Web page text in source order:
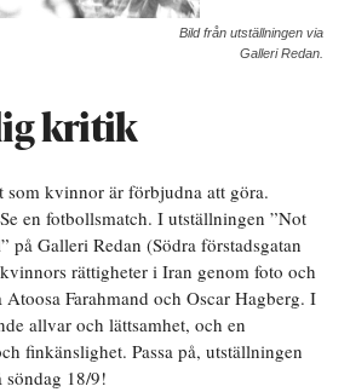
Bild från utställningen via
Galleri Redan.
kritik
som kvinnor är förbjudna att göra.
en fotbollsmatch. I utställningen ”Not
på Galleri Redan (Södra förstadsgatan
rättigheter i Iran genom foto och
Farahmand och Oscar Hagberg. I
allvar och lättsamhet, och en
finkänslighet. Passa på, utställningen
söndag 18/9!